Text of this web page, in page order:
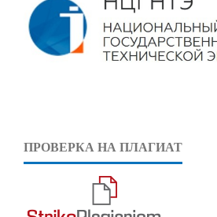
ПРОВЕРКА НА ПЛАГИАТ